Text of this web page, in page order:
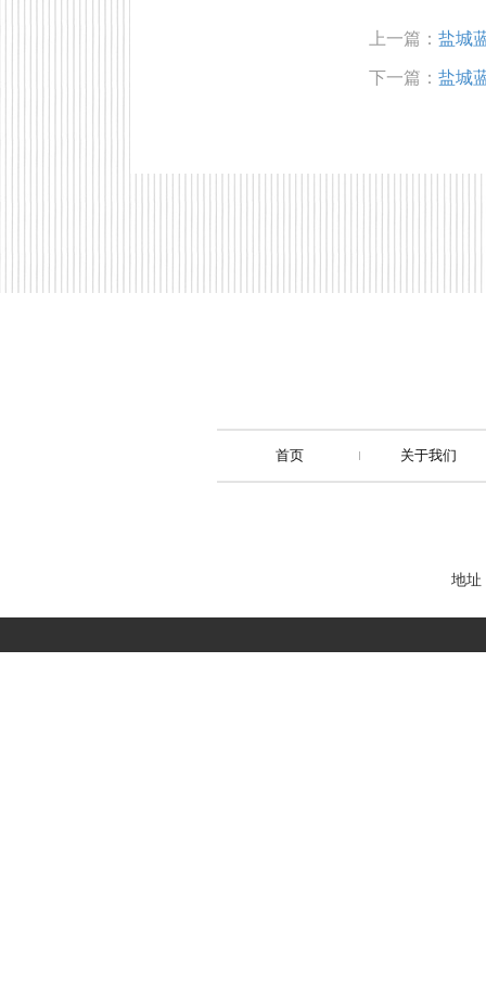
上一篇： 盐城
下一篇： 盐城
首页 关于我们
地址